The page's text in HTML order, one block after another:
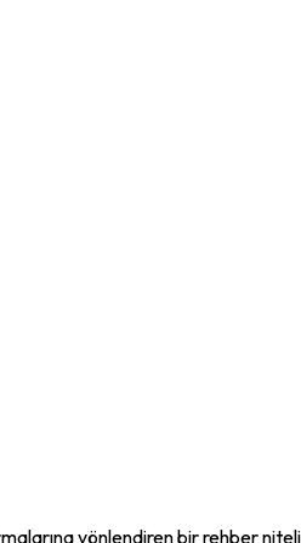
yönlendiren bir rehber